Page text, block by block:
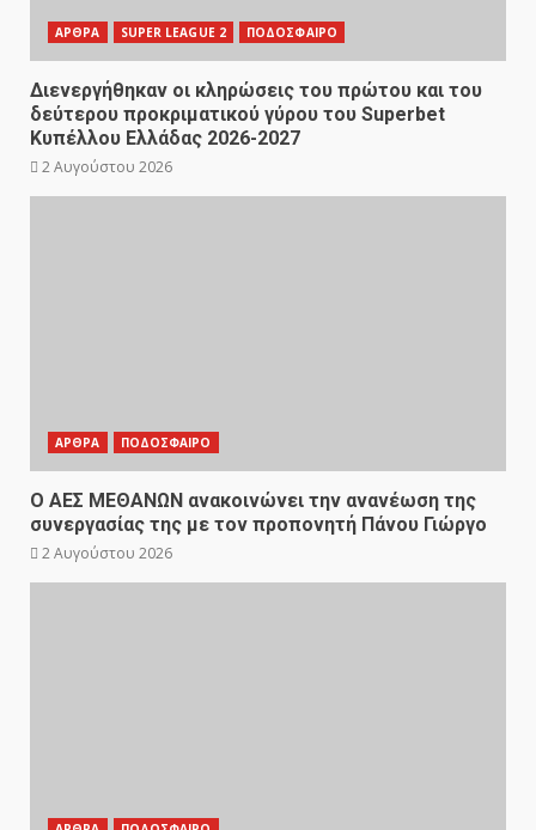
ΑΡΘΡΑ SUPER LEAGUE 2 ΠΟΔΟΣΦΑΙΡΟ
Διενεργήθηκαν οι κληρώσεις του πρώτου και του
δεύτερου προκριματικού γύρου του Superbet
Κυπέλλου Ελλάδας 2026-2027
2 Αυγούστου 2026
ΑΡΘΡΑ ΠΟΔΟΣΦΑΙΡΟ
Ο ΑΕΣ ΜΕΘΑΝΩΝ ανακοινώνει την ανανέωση της
συνεργασίας της με τον προπονητή Πάνου Γιώργο
2 Αυγούστου 2026